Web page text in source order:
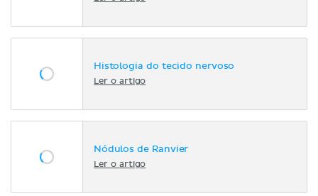
Histologia do tecido nervoso
Ler o artigo
Nódulos de Ranvier
Ler o artigo